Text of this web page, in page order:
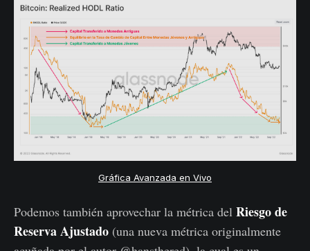
Gráfica Avanzada en Vivo
Podemos también aprovechar la métrica del Riesgo de
Reserva Ajustado (una nueva métrica originalmente